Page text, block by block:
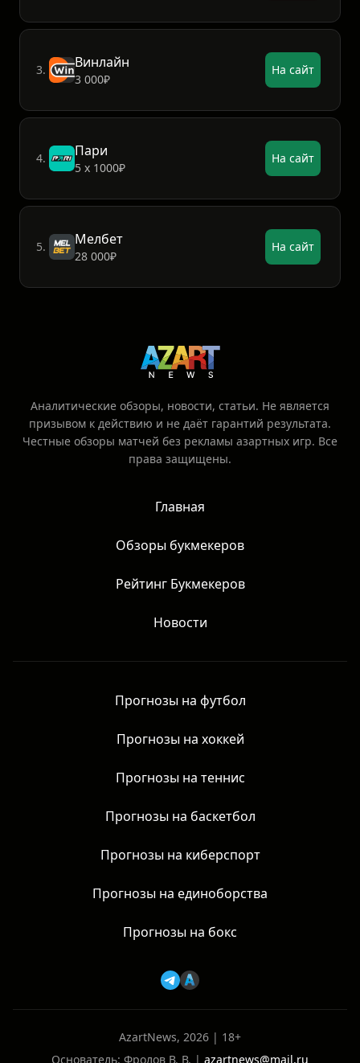
3. Винлайн
3 000₽
На сайт
4. Пари
5 х 1000₽
На сайт
5. Мелбет
28 000₽
На сайт
Аналитические обзоры, новости, статьи. Не является
призывом к действию и не даёт гарантий результата.
Честные обзоры матчей без рекламы азартных игр. Все
права защищены.
Главная
Обзоры букмекеров
Рейтинг Букмекеров
Новости
Прогнозы на футбол
Прогнозы на хоккей
Прогнозы на теннис
Прогнозы на баскетбол
Прогнозы на киберспорт
Прогнозы на единоборства
Прогнозы на бокс
AzartNews, 2026 | 18+
Основатель: Фролов В. В. | azartnews@mail.ru